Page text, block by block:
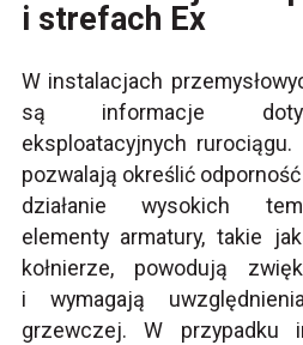
i strefach Ex
W instalacjach
są informacje
eksploatacyjnych rurociągu.
pozwalają określić
działanie wysokich
elementy armatury, takie
kołnierze, powodują
i wymagają
grzewczej. W przypadku